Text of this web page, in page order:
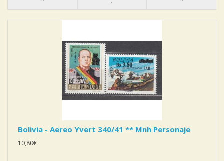
Bolivia - Aereo Yvert 340/41 ** Mnh Personaje
10,80€